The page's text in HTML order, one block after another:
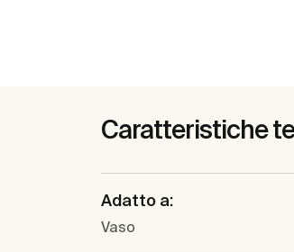
Caratteristiche
Adatto a:
Vaso